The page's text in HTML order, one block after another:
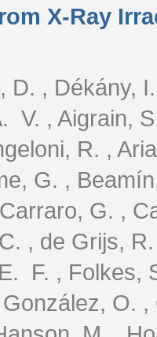
X-Ray
D. , Dékány,
V. , Aigrain,
R. ,
G. ,
G. ,
, de Grijs,
F. , Folkes,
O.